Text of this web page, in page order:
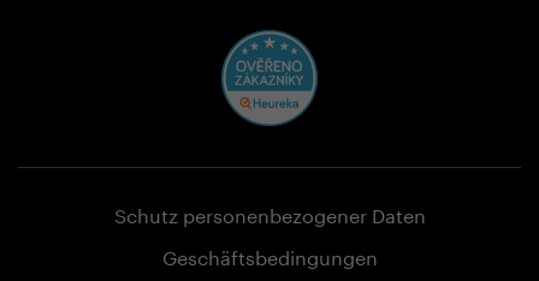
Schutz personenbezogener Daten
Geschäftsbedingungen